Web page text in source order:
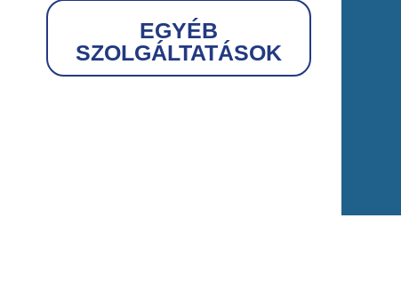
EGYÉB
SZOLGÁLTATÁSOK